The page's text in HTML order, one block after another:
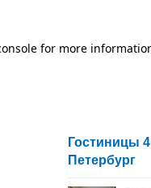
Гостиницы
Петербург